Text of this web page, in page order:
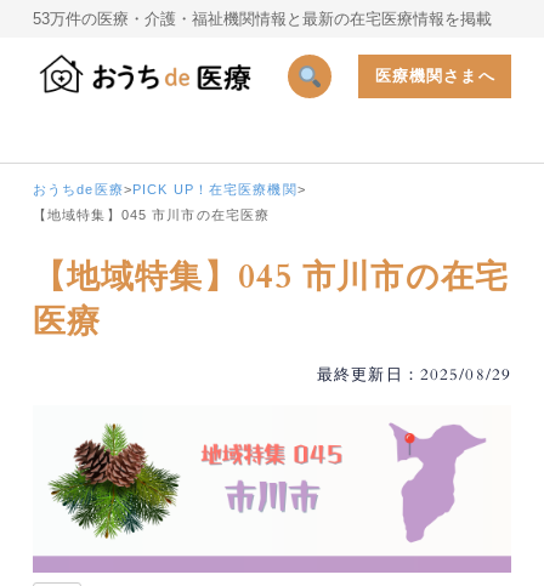
53万件の医療・介護・福祉機関情報と最新の在宅医療情報を掲載
医療機関さまへ
おうちde医療>PICK UP！在宅医療機関>
【地域特集】045 市川市の在宅医療
【地域特集】045 市川市の在宅
医療
最終更新日：2025/08/29